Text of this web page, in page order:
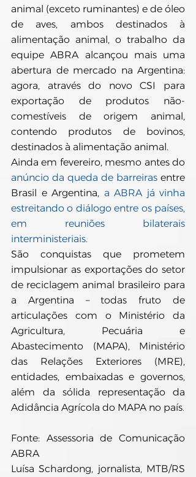
animal (exceto ruminantes) e de óleo
de aves, ambos destinados à
alimentação animal, o trabalho da
equipe ABRA alcançou mais uma
abertura de mercado na Argentina:
agora, através do novo CSI para
exportação de produtos não-
comestíveis de origem animal,
contendo produtos de bovinos,
destinados à alimentação animal.
anúncio da queda de barreiras entre
Brasil e Argentina, a ABRA já vinha
estreitando o diálogo entre os países,
em reuniões bilaterais
interministeriais.
São conquistas que prometem
impulsionar as exportações do setor
de reciclagem animal brasileiro para
a Argentina – todas fruto de
articulações com o Ministério da
Agricultura, Pecuária e
Abastecimento (MAPA), Ministério
das Relações Exteriores (MRE),
entidades, embaixadas e governos,
além da sólida representação da
Adidância Agrícola do MAPA no país.
Fonte: Assessoria de Comunicação
ABRA
Luísa Schardong, jornalista, MTB/RS